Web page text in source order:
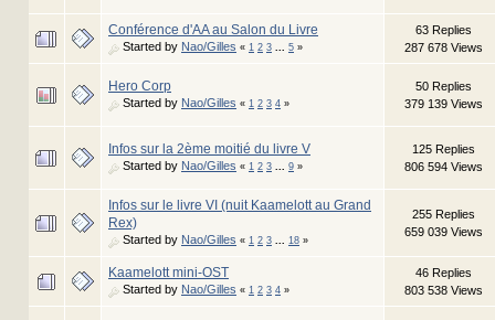
Conférence d'AA au Salon du Livre
Started by Nao/Gilles « 1 2 3 ... 5 »
63 Replies
287 678 Views
Hero Corp
Started by Nao/Gilles « 1 2 3 4 »
50 Replies
379 139 Views
Infos sur la 2ème moitié du livre V
Started by Nao/Gilles « 1 2 3 ... 9 »
125 Replies
806 594 Views
Infos sur le livre VI (nuit Kaamelott au Grand
Rex)
Started by Nao/Gilles « 1 2 3 ... 18 »
255 Replies
659 039 Views
Kaamelott mini-OST
Started by Nao/Gilles « 1 2 3 4 »
46 Replies
803 538 Views